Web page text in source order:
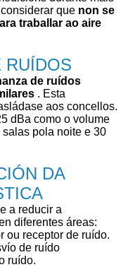
que non se
traballar ao aire
RUÍDOS
de ruídos
. Esta
aos concellos.
dBa como o volume
pola noite e 30
DA
a reducir a
diferentes áreas:
ou receptor de ruído.
de ruído
ruído.